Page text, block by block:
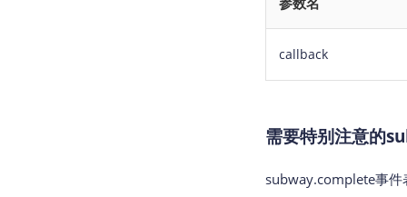
callback
需要特别注意的
subway.complete事件